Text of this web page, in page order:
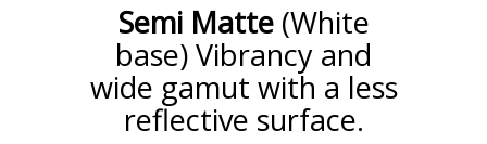
Semi Matte(White
base) Vibrancy and
wide gamut with a less
reflective surface.